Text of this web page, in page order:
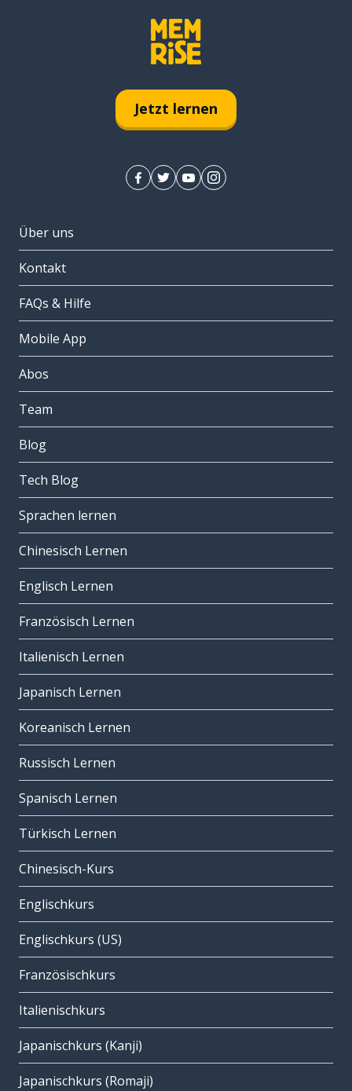
Jetzt lernen
Über uns
Kontakt
FAQs & Hilfe
Mobile App
Abos
Team
Blog
Tech Blog
Sprachen lernen
Chinesisch Lernen
Englisch Lernen
Französisch Lernen
Italienisch Lernen
Japanisch Lernen
Koreanisch Lernen
Russisch Lernen
Spanisch Lernen
Türkisch Lernen
Chinesisch-Kurs
Englischkurs
Englischkurs (US)
Französischkurs
Italienischkurs
Japanischkurs (Kanji)
Japanischkurs (Romaji)